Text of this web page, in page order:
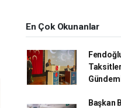
En Çok Okunanlar
Başkan